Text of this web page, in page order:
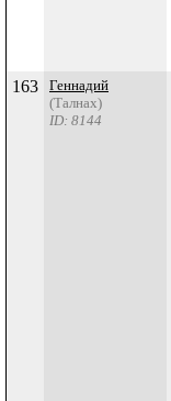
163
Геннадий
(Талнах)
ID: 8144